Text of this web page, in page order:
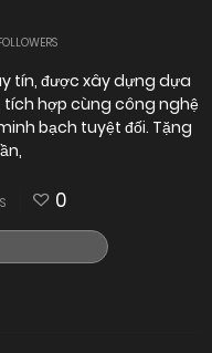
tín, được xây dựng dựa
hợp cùng công nghệ
bạch tuyệt đối. Tặng
0